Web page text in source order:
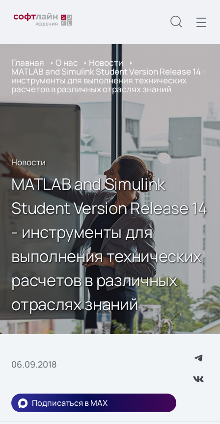
Главная О нас Новости
MATLAB and Simulink Student Version Release 14 -
инструменты для выполнения технических
расчетов в различных отраслях знаний
Новости
MATLAB and Simulink
Student Version Release 14
- инструменты для
выполнения технических
расчетов в различных
отраслях знаний
06.09.2018
Подписаться в MAX